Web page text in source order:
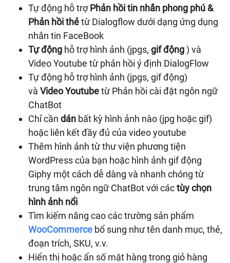
Tự động hỗ trợPhản hồi tin nhắn phong phú &
Phản hồi thẻtừ Dialogflow dưới dạng ứng dụng
nhắn tin FaceBook
Tự động hỗ trợ hình ảnh (jpgs, gif động) và
Video Youtube từ phản hồi ý định DialogFlow
Tự động hỗ trợ hình ảnh (jpgs, gif động)
và Video Youtubetừ Phản hồi cài đặt ngôn ngữ
ChatBot
Chỉ cần dán bất kỳ hình ảnh nào (jpg hoặc gif)
hoặc liên kết đầy đủ của video youtube
Thêm hình ảnh từ thư viện phương tiện
WordPress của bạn hoặc hình ảnh gif động
Giphy một cách dễ dàng và nhanh chóng từ
trung tâm ngôn ngữ ChatBot với cáctùy chọn
hình ảnh nổi
Tìm kiếm nâng cao các trường sản phẩm
WooCommerce bổ sung như tên danh mục, thẻ,
đoạn trích, SKU, v.v.
Hiển thị hoặc ẩn số mặt hàng trong giỏ hàng